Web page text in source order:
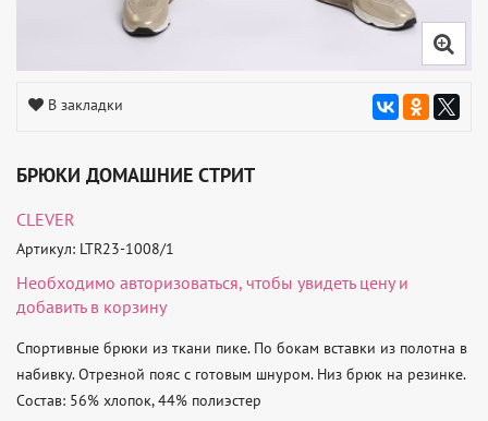
В закладки
БРЮКИ ДОМАШНИЕ СТРИТ
CLEVER
Артикул: LTR23-1008/1
Необходимо авторизоваться, чтобы увидеть цену и
добавить в корзину
Спортивные брюки из ткани пике. По бокам вставки из полотна в
набивку. Отрезной пояс с готовым шнуром. Низ брюк на резинке.
Состав: 56% хлопок, 44% полиэстер